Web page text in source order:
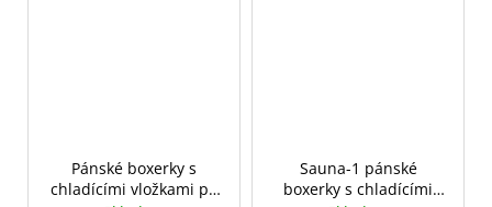
Pánské boxerky s
chladícími vložkami po
Sauna-1 pánské
boxerky s chladícími